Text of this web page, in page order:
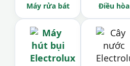
Máy rửa bát Điều hòa